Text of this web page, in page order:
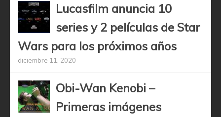
Lucasfilm anuncia 10
series y 2 películas de Star
Wars para los próximos años
diciembre 11, 2020
Obi-Wan Kenobi –
Primeras imágenes